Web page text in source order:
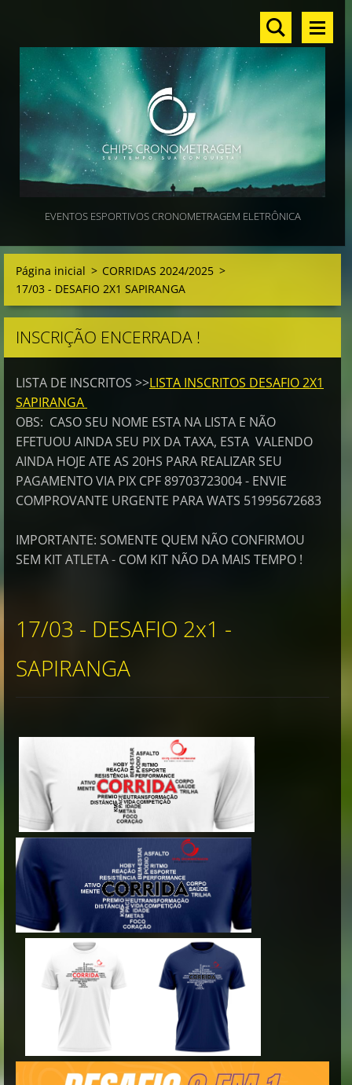
EVENTOS ESPORTIVOS CRONOMETRAGEM ELETRÔNICA
Página inicial > CORRIDAS 2024/2025 >
17/03 - DESAFIO 2X1 SAPIRANGA
INSCRIÇÃO ENCERRADA !
LISTA DE INSCRITOS >>LISTA INSCRITOS DESAFIO 2X1
SAPIRANGA
OBS: CASO SEU NOME ESTA NA LISTA E NÃO
EFETUOU AINDA SEU PIX DA TAXA, ESTA VALENDO
AINDA HOJE ATE AS 20HS PARA REALIZAR SEU
PAGAMENTO VIA PIX CPF 89703723004 - ENVIE
COMPROVANTE URGENTE PARA WATS 51995672683
IMPORTANTE: SOMENTE QUEM NÃO CONFIRMOU
SEM KIT ATLETA - COM KIT NÃO DA MAIS TEMPO !
17/03 - DESAFIO 2x1 -
SAPIRANGA